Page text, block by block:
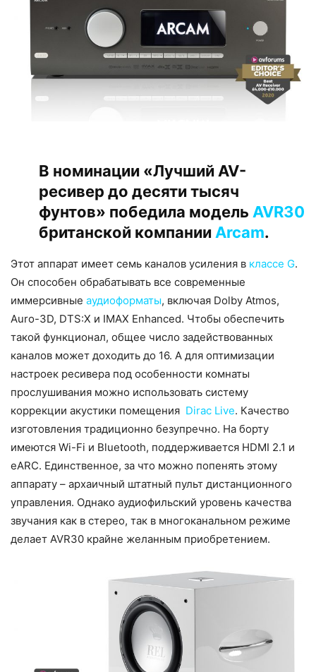
В номинации «Лучший AV-
ресивер до десяти тысяч
фунтов» победила модель AVR30
британской компании Arcam.
Этот аппарат имеет семь каналов усиления в классе G.
Он способен обрабатывать все современные
иммерсивные аудиоформаты, включая Dolby Atmos,
Auro-3D, DTS:X и IMAX Enhanced. Чтобы обеспечить
такой функционал, общее число задействованных
каналов может доходить до 16. А для оптимизации
настроек ресивера под особенности комнаты
прослушивания можно использовать систему
коррекции акустики помещения Dirac Live. Качество
изготовления традиционно безупречно. На борту
имеются Wi-Fi и Bluetooth, поддерживается HDMI 2.1 и
eARC. Единственное, за что можно попенять этому
аппарату – архаичный штатный пульт дистанционного
управления. Однако аудиофильский уровень качества
звучания как в стерео, так в многоканальном режиме
делает AVR30 крайне желанным приобретением.